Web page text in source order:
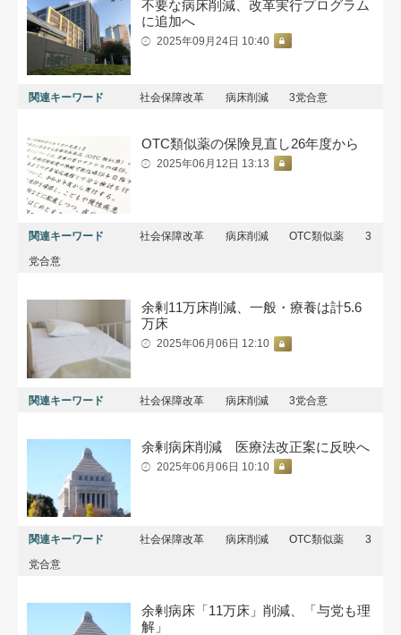
不要な病床削減、改革実行プログラム
に追加へ
2025年09月24日 10:40
関連キーワード 社会保障改革 病床削減 3党合意
OTC類似薬の保険見直し26年度から
2025年06月12日 13:13
関連キーワード 社会保障改革 病床削減 OTC類似薬
3
党合意
余剰11万床削減、一般・療養は計5.6
万床
2025年06月06日 12:10
関連キーワード 社会保障改革 病床削減 3党合意
余剰病床削減 医療法改正案に反映へ
2025年06月06日 10:10
関連キーワード 社会保障改革 病床削減 ОTC類似薬
3
党合意
余剰病床「11万床」削減、「与党も理
解」